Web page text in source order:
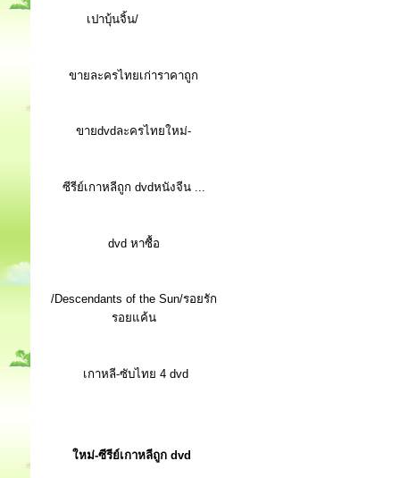
เปาบุ้นจิ้น/
ขายละครไทยเก่าราคาถูก
ขายdvdละครไทยใหม่-
ซีรีย์เกาหลีถูก dvdหนังจีน ...
dvd หาซื้อ
/Descendants of the Sun/รอยรัก
รอยแค้น
เกาหลี-ซับไทย 4 dvd
ใหม่-ซีรีย์เกาหลีถูก dvd